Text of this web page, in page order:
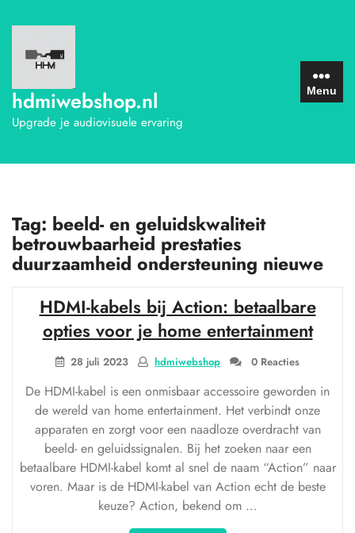
naar
inhoud
hdmiwebshop.nl
Upgrade je audiovisuele ervaring
Menu
Tag: beeld- en geluidskwaliteit
betrouwbaarheid prestaties
duurzaamheid ondersteuning nieuwe
HDMI-kabels bij Action: betaalbare
opties voor je home entertainment
28 juli 2023 hdmiwebshop 0 Reacties
De HDMI-kabel is een onmisbaar accessoire geworden in
de wereld van home entertainment. Het verbindt onze
apparaten en zorgt voor een naadloze overdracht van
beeld- en geluidssignalen. Bij het zoeken naar een
betaalbare HDMI-kabel komt al snel de naam “Action” naar
voren. Maar is de HDMI-kabel van Action echt de beste
keuze? Action, bekend om …